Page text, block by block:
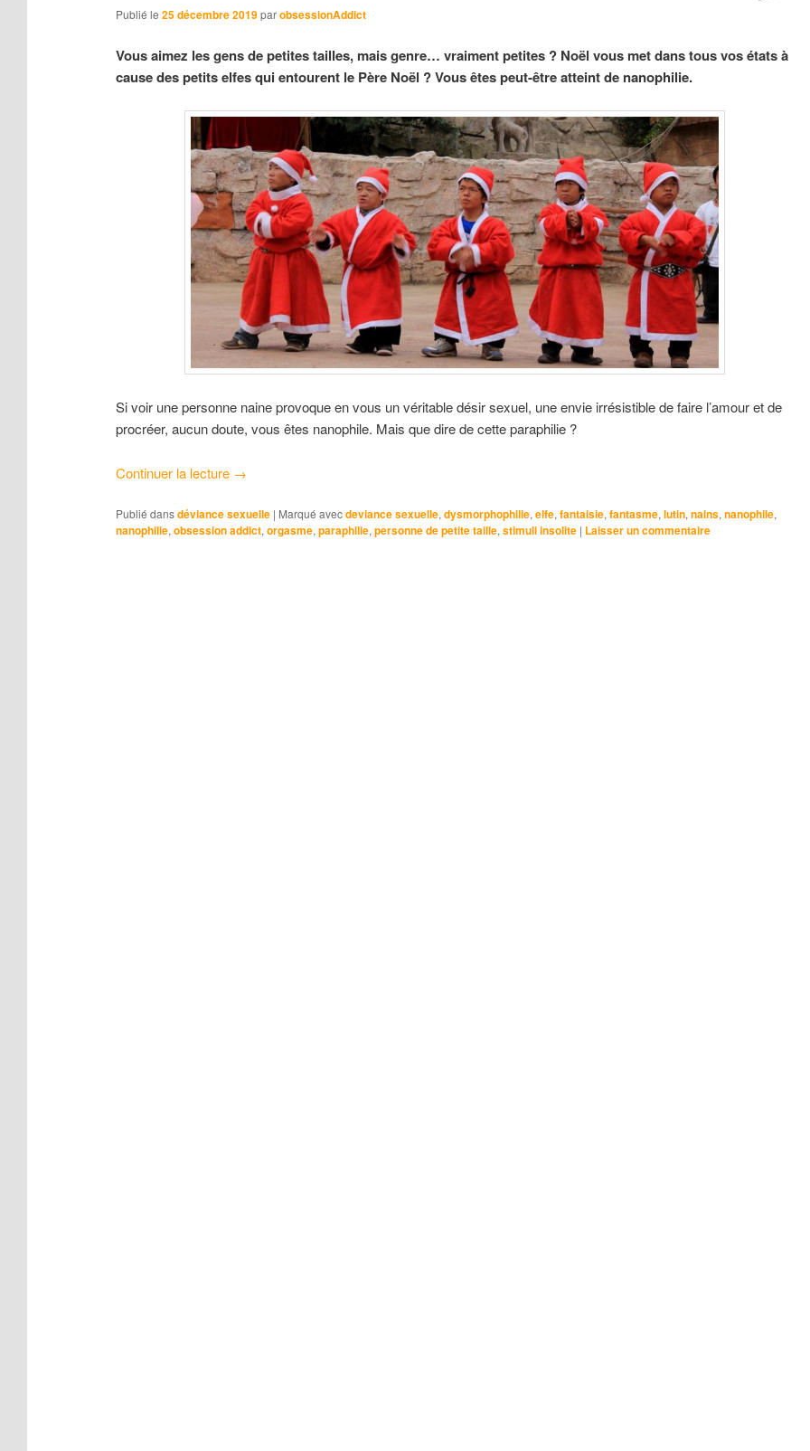
Publié le 25 décembre 2019 parobsessionAddict
Vous aimez les gens de petites tailles, mais genre… vraiment petites ? Noël vous met dans tous vos états à
cause des petits elfes qui entourent le Père Noël ? Vous êtes peut-être atteint de nanophilie.
Si voir une personne naine provoque en vous un véritable désir sexuel, une envie irrésistible de faire l’amour et de
procréer, aucun doute, vous êtes nanophile. Mais que dire de cette paraphilie ?
Continuer la lecture →
Publié dans déviance sexuelle | Marqué avec deviance sexuelle, dysmorphophilie, elfe, fantaisie, fantasme, lutin, nains, nanophile,
nanophilie, obsession addict, orgasme, paraphilie, personne de petite taille, stimuli insolite | Laisser un commentaire